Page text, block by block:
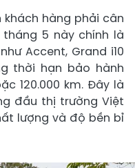
hàng phải cân
5 này chính là
Accent, Grand i10
thời hạn bảo hành
120.000 km. Đây là
đầu thị trường Việt
lượng và độ bền bỉ